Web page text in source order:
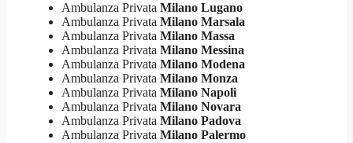
Ambulanza Privata Milano Lugano
Ambulanza Privata Milano Marsala
Ambulanza Privata Milano Massa
Ambulanza Privata Milano Messina
Ambulanza Privata Milano Modena
Ambulanza Privata Milano Monza
Ambulanza Privata Milano Napoli
Ambulanza Privata Milano Novara
Ambulanza Privata Milano Padova
Ambulanza Privata Milano Palermo